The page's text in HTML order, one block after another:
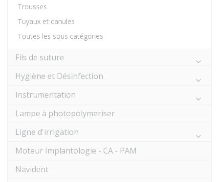
Trousses
Tuyaux et canules
Toutes les sous catégories
Fils de suture
Hygiène et Désinfection
Instrumentation
Lampe à photopolymeriser
Ligne d'irrigation
Moteur Implantologie - CA - PAM
Navident